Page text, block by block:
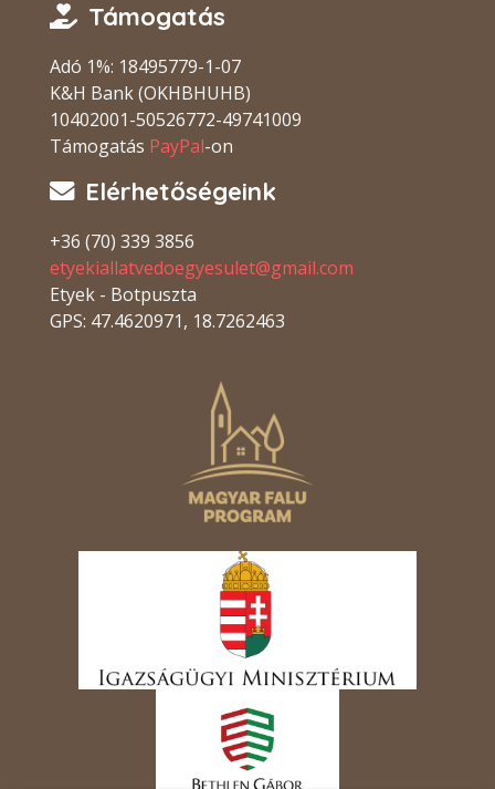
Támogatás
Adó 1%: 18495779-1-07
K&H Bank (OKHBHUHB)
10402001-50526772-49741009
Támogatás PayPal-on
Elérhetőségeink
+36 (70) 339 3856
etyekiallatvedoegyesulet@gmail.com
Etyek - Botpuszta
GPS: 47.4620971, 18.7262463